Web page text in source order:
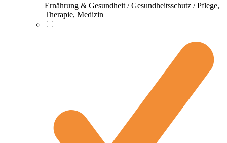
Ernährung & Gesundheit / Gesundheitsschutz / Pflege,
Therapie, Medizin